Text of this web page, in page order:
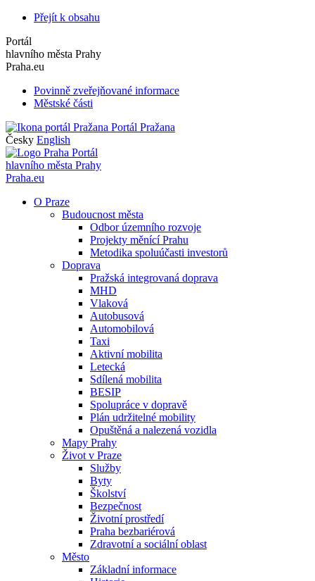
Přejít k obsahu
Portál
hlavního města Prahy
Praha.eu
Povinně zveřejňované informace
Městské části
Portál Pražana
Česky English
Portál
hlavního města Prahy
Praha.eu
O Praze
Budoucnost města
Odbor územního rozvoje
Projekty měnící Prahu
Metodika spoluúčasti investorů
Doprava
Pražská integrovaná doprava
MHD
Vlaková
Autobusová
Automobilová
Taxi
Aktivní mobilita
Letecká
Sdílená mobilita
BESIP
Spolupráce v dopravě
Plán udržitelné mobility
Opuštěná a nalezená vozidla
Mapy Prahy
Život v Praze
Služby
Byty
Školství
Bezpečnost
Životní prostředí
Praha bezbariérová
Zdravotní a sociální oblast
Město
Základní informace